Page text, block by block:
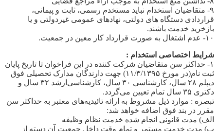
۹- متقاضیان استخدام نباید مستخدم رسمی، ثابت و پیمانی،
قراردادی دستگاه های دولتی، نهادهای عمومی غیردولتی و یا
بازخرید خدمت باشند.
۱۰- عدم اشتغال به صورت قرارداد کار معین در جمعیت.
شرایط اختصاصی استخدام :
۱- حداکثر سن متقاضیان شرکت کننده در این فراخوان تا تاریخ پایان
ثبت نام(در مورخ ۱۱/۳/۱۳۹۵) جهت دارندگان مدارک تحصیلی فوق
دیپلم ۲۸ سال، کارشناسی ۳۰ سال، کارشناسی‌ارشد ۳۲ سال و
دکتری ۳۵ سال تمام تعیین می‌گردد.
تبصره : موارد ذیل مشروط به ارائه تائیدیه‌های معتبر به حداکثر سن
مقرر در بند فوق اضافه خواهد شد:
الف) مدت قانونی انجام شده خدمت نظام وظیفه
ب) مدت خدمت مستمر و تمام وقت داخل جمعیت آن دسته از